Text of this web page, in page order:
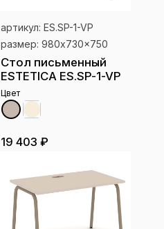
артикул: ES.SP-1-VP
размер: 980x730x750
Стол письменный
ESTETICA ES.SP-1-VP
Цвет
19 403 ₽